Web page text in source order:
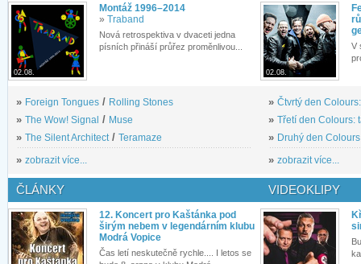
02.08.
Montáž 1996–2014
» Traband
Nová retrospektiva v dvaceti jedna
písních přináší průřez proměnlivou...
» Foreign Tongues / Rolling Stones
» The Wow! Signal / Muse
» The Silent Architect/ Teramaze
» zobrazit více...
02.08.
V
» Čtvrtý den
» Třetí den Colours:
» Druhý den
» zobrazit více...
ČLÁNKY
12. Koncert pro Kaštánka pod
širým nebem v legendárním klubu
Modrá Vopice
Čas letí neskutečně rychle.... I letos se
VIDEOKLIPY